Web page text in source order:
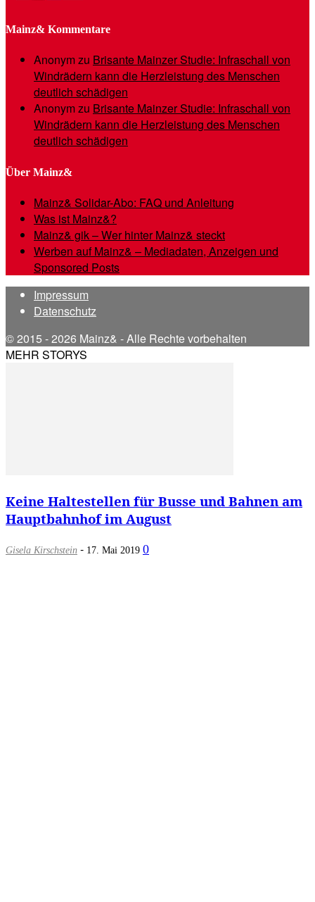
Mainz& Kommentare
Anonymzu Brisante Mainzer Studie: Infraschall von
Windrädern kann die Herzleistung des Menschen
deutlich schädigen
Anonymzu Brisante Mainzer Studie: Infraschall von
Windrädern kann die Herzleistung des Menschen
deutlich schädigen
Über Mainz&
Mainz& Solidar-Abo: FAQ und Anleitung
Was ist Mainz&?
Mainz& gik – Wer hinter Mainz& steckt
Werben auf Mainz& – Mediadaten, Anzeigen und
Sponsored Posts
Impressum
Datenschutz
© 2015 - 2026 Mainz& - Alle Rechte vorbehalten
MEHR STORYS
Keine Haltestellen für Busse und Bahnen am
Hauptbahnhof im August
Gisela Kirschstein - 17. Mai 2019 0